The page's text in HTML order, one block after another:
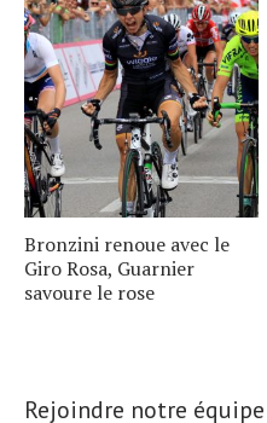
Bronzini renoue avec le
Giro Rosa, Guarnier
savoure le rose
Rejoindre notre équipe